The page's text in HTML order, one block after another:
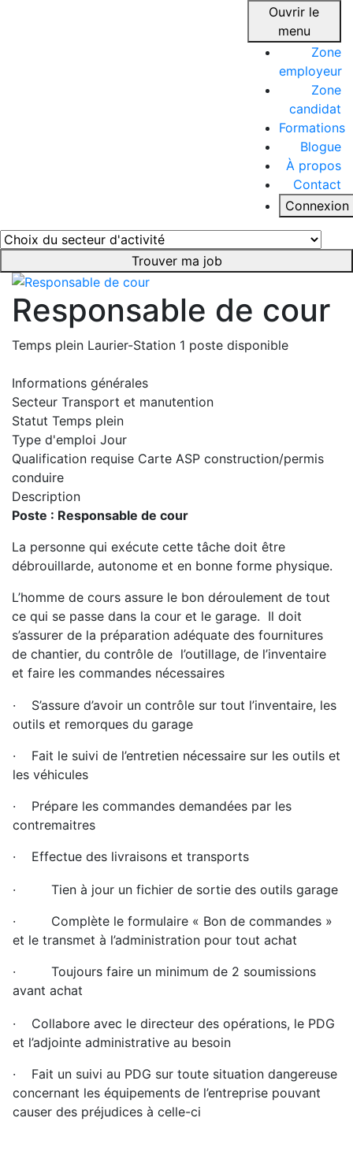
Ouvrir le
menu
Zone
employeur
Zone
candidat
Formations
Blogue
À propos
Contact
Connexion
Trouver ma job
Responsable de cour
Temps plein Laurier-Station 1 poste disponible
Informations générales
Secteur Transport et manutention
Statut Temps plein
Type d'emploi Jour
Qualification requise Carte ASP construction/permis
conduire
Description
Poste : Responsable de cour
La personne qui exécute cette tâche doit être
débrouillarde, autonome et en bonne forme physique.
L’homme de cours assure le bon déroulement de tout
ce qui se passe dans la cour et le garage. Il doit
s’assurer de la préparation adéquate des fournitures
de chantier, du contrôle de l’outillage, de l’inventaire
et faire les commandes nécessaires
· S’assure d’avoir un contrôle sur tout l’inventaire, les
outils et remorques du garage
· Fait le suivi de l’entretien nécessaire sur les outils et
les véhicules
· Prépare les commandes demandées par les
contremaitres
· Effectue des livraisons et transports
· Tien à jour un fichier de sortie des outils garage
· Complète le formulaire « Bon de commandes »
et le transmet à l’administration pour tout achat
· Toujours faire un minimum de 2 soumissions
avant achat
· Collabore avec le directeur des opérations, le PDG
et l’adjointe administrative au besoin
· Fait un suivi au PDG sur toute situation dangereuse
concernant les équipements de l’entreprise pouvant
causer des préjudices à celle-ci